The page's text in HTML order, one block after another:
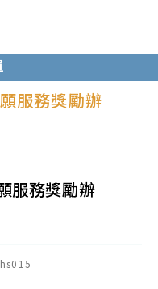
服務獎勵辦
服務獎勵辦